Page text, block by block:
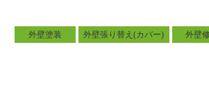
外壁塗装 外壁張り替え(カバー) 外壁